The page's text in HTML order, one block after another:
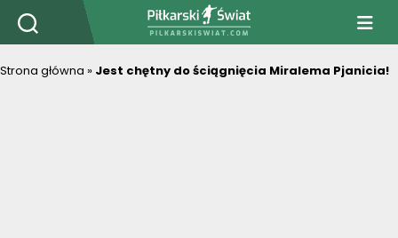
PiłkarskiSwiat.com
Strona główna » Jest chętny do ściągnięcia Miralema Pjanicia!